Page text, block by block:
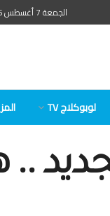
الجمعة 7 أغسطس 2026
لوبوكلاج TV